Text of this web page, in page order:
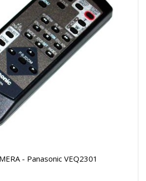
- Panasonic VEQ2301